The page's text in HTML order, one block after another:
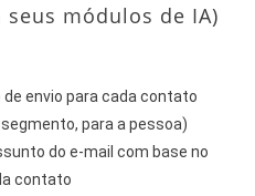
seus módulos de IA)
envio para cada contato
para a pessoa)
do e-mail com base no
contato